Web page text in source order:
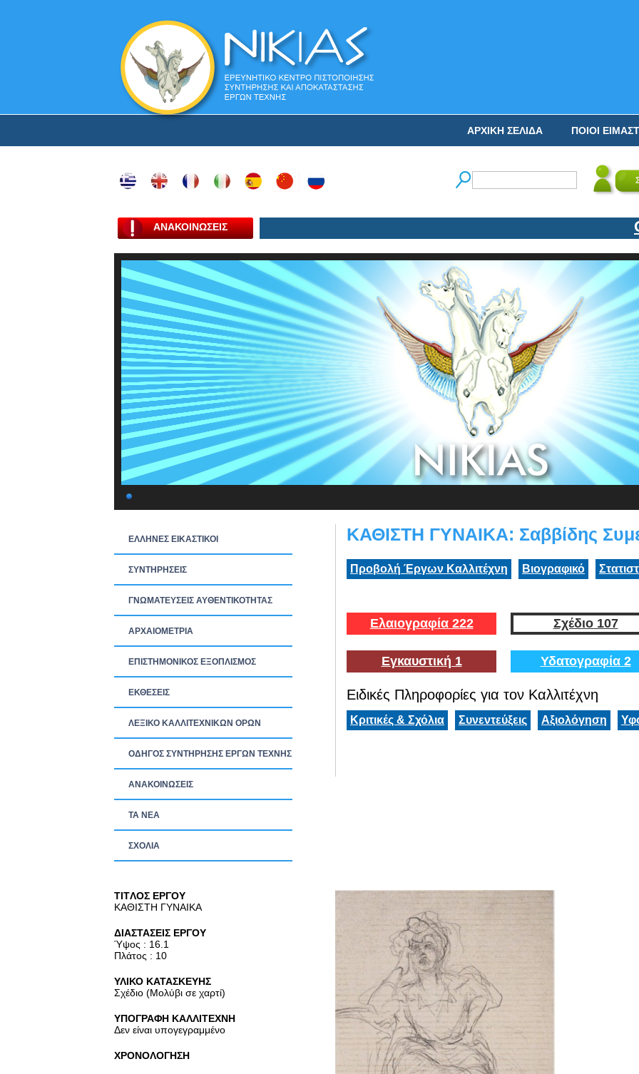
ΠΟΙΟΙ
ΑΡΧΙΚΗ ΣΕΛΙΔΑ
ΑΝΑΚΟΙΝΩΣΕΙΣ Ο
ΕΛΛΗΝΕΣ ΕΙΚΑΣΤΙΚΟΙ
ΣΥΝΤΗΡΗΣΕΙΣ
ΓΝΩΜΑΤΕΥΣΕΙΣ ΑΥΘΕΝΤΙΚΟΤΗΤΑΣ
ΑΡΧΑΙΟΜΕΤΡΙΑ
ΕΠΙΣΤΗΜΟΝΙΚΟΣ ΕΞΟΠΛΙΣΜΟΣ
ΕΚΘΕΣΕΙΣ
ΛΕΞΙΚΟ ΚΑΛΛΙΤΕΧΝΙΚΩΝ ΟΡΩΝ
ΟΔΗΓΟΣ ΣΥΝΤΗΡΗΣΗΣ ΕΡΓΩΝ ΤΕΧΝΗΣ
ΑΝΑΚΟΙΝΩΣΕΙΣ
ΤΑ ΝEΑ
ΣΧΟΛΙΑ
ΚΑΘΙΣΤΗ ΓΥΝΑΙΚΑ: Σαββίδης
Προβολή Έργων Καλλιτέχνη Βιογραφικό
Ελαιογραφία 222 Σχέδιο 107
Εγκαυστική 1 Υδατογραφία 2
Ειδικές Πληροφορίες για τον Καλλιτέχνη
Κριτικές & Σχόλια Συνεντεύξεις Αξιολόγηση
TITΛΟΣ ΕΡΓΟΥ
ΚΑΘΙΣΤΗ ΓΥΝΑΙΚΑ
ΔΙΑΣΤΑΣΕΙΣ ΕΡΓΟΥ
Ύψος : 16.1
Πλάτος : 10
ΥΛΙΚΟ ΚΑΤΑΣΚΕΥΗΣ
Σχέδιο (Μολύβι σε χαρτί)
ΥΠΟΓΡΑΦΗ ΚΑΛΛΙΤΕΧΝΗ
Δεν είναι υπογεγραμμένο
ΧΡΟΝΟΛΟΓΗΣΗ